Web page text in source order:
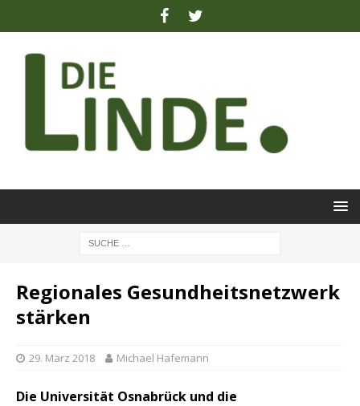
Regionales Gesundheitsnetzwerk
stärken
29. März 2018 Michael Hafemann
Die Universität Osnabrück und die